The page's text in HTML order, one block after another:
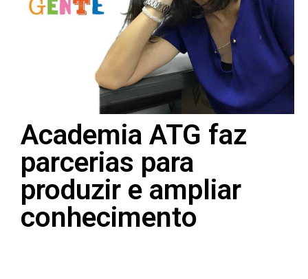
Academia ATG faz
parcerias para
produzir e ampliar
conhecimento